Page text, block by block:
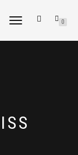
NAVIGATION
0